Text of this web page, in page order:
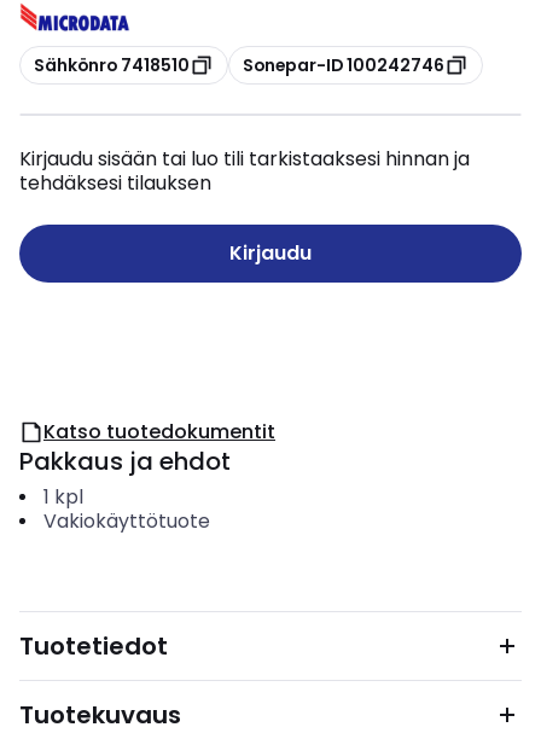
Kopioi
Sähkönro 7418510 Kopioi
Sonepar-ID 100242746
Kirjaudu sisään tai luo tili tarkistaaksesi hinnan ja
tehdäksesi tilauksen
Kirjaudu
Katso tuotedokumentit
Pakkaus ja ehdot
1 kpl
Vakiokäyttötuote
Tuotetiedot
Tuotekuvaus